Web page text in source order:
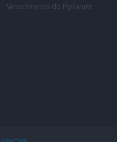
Velocímetro do Pplware